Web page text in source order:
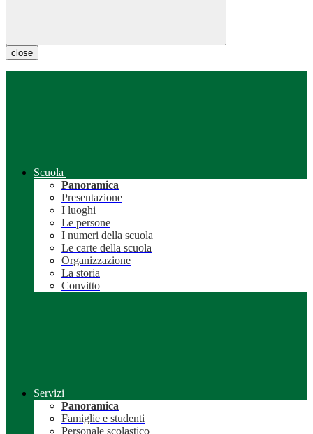
close
Scuola
Panoramica
Presentazione
I luoghi
Le persone
I numeri della scuola
Le carte della scuola
Organizzazione
La storia
Convitto
Servizi
Panoramica
Famiglie e studenti
Personale scolastico